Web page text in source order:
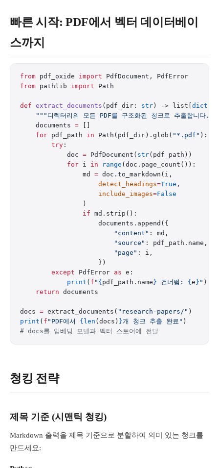
빠른 시작: PDF에서 벡터 데이터베이
스까지
from pdf_oxide import PdfDocument, PdfError
from pathlib import Path
def extract_documents (pdf_dir: str ) -> list[ dict
"""디렉터리의 모든 PDF를 구조화된 청크로 추출합니다
    documents
=
    for
pdf_path in Path(pdf_dir).glob( "*.pdf" ):
        try
:
            doc
= PdfDocument( str(pdf_path))
            for
i in range (doc.page_count()):
                md
= doc.to_markdown(i,
                    detect_headings
=True ,
                    include_images
=False
                )
                if
md.strip():
                    documents.append({
                        "content"
: md,
                        "source"
: pdf_path.name,
                        "page"
: i,
                    })
        except
PdfError as e:
            print
( f " { pdf_path.name } 건너뜀: { e } " )
    return
documents
docs = extract_documents( "research-papers/" )
print ( f "PDF에서 {len (docs) }개 청크 추출 완료" )
# docs를 임베딩 모델과 벡터 스토어에 전달
청킹 전략
제목 기준 (시맨틱 청킹)
Markdown 출력을 제목 기준으로 분할하여 의미 있는 청크를
만드세요: